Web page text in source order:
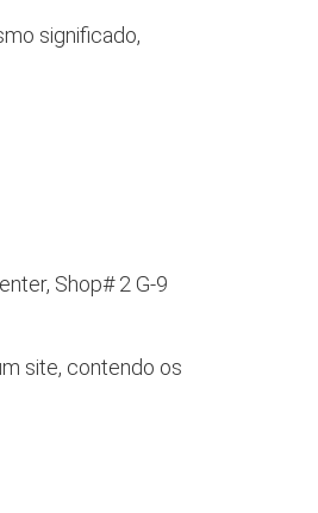
significado,
Shop# 2 G-9
site, contendo os